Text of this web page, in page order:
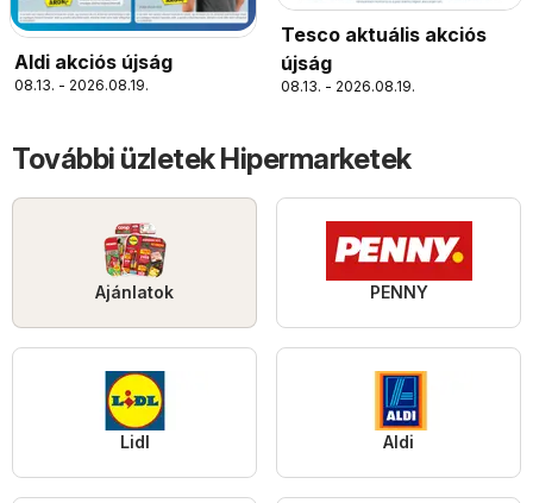
Aldi akciós újság
08.13. - 2026.08.19.
Tesco aktuális akciós
újság
08.13. - 2026.08.19.
További üzletek Hipermarketek
Ajánlatok PENNY
Lidl Aldi